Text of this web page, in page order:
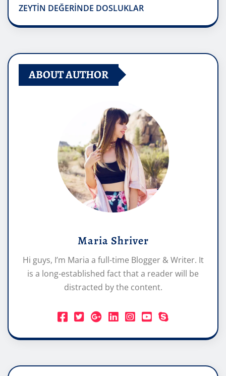
ZEYTİN DEĞERİNDE DOSLUKLAR
ABOUT AUTHOR
Maria Shriver
Hi guys, I’m Maria a full-time Blogger & Writer. It
is a long-established fact that a reader will be
distracted by the content.